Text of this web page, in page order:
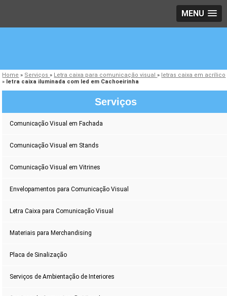
MENU
Home » Serviços» Letra caixa para comunicação visual» letras caixa em acrílico
» letra caixa iluminada com led em Cachoeirinha
Serviços
Comunicação Visual em Fachada
Comunicação Visual em Stands
Comunicação Visual em Vitrines
Envelopamentos para Comunicação Visual
Letra Caixa para Comunicação Visual
Materiais para Merchandising
Placa de Sinalização
Serviços de Ambientação de Interiores